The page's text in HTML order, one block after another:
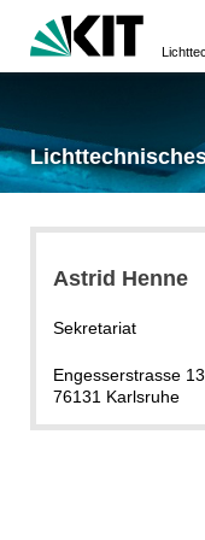
Astrid Henne
Sekretariat
Engesserstrasse
76131 Karlsruhe